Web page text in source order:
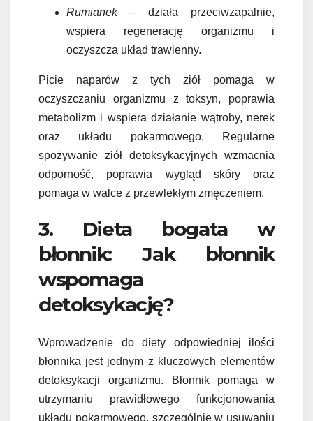
Rumianek– działa przeciwzapalnie,
wspiera regenerację organizmu i
oczyszcza układ trawienny.
Picie naparów z tych ziół pomaga w
oczyszczaniu organizmu z toksyn, poprawia
metabolizm i wspiera działanie wątroby, nerek
oraz układu pokarmowego. Regularne
spożywanie ziół detoksykacyjnych wzmacnia
odporność, poprawia wygląd skóry oraz
pomaga w walce z przewlekłym zmęczeniem.
3. Dieta bogata w
błonnik: Jak błonnik
wspomaga
detoksykację?
Wprowadzenie do diety odpowiedniej ilości
błonnika jest jednym z kluczowych elementów
detoksykacji organizmu. Błonnik pomaga w
utrzymaniu prawidłowego funkcjonowania
układu pokarmowego, szczególnie w usuwaniu